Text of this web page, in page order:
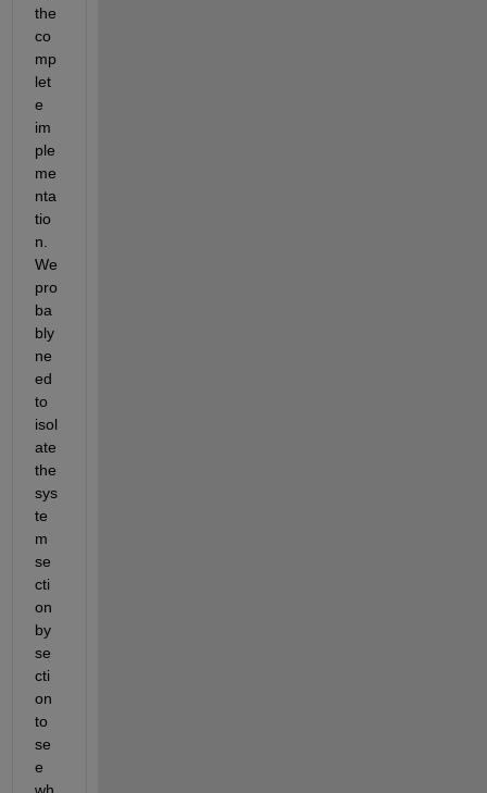
the
co
mp
let
e
im
ple
me
nta
tio
n.
We
pro
ba
bly
ne
ed
to
isol
ate
the
sys
te
m
se
cti
on
by
se
cti
on
to
se
e